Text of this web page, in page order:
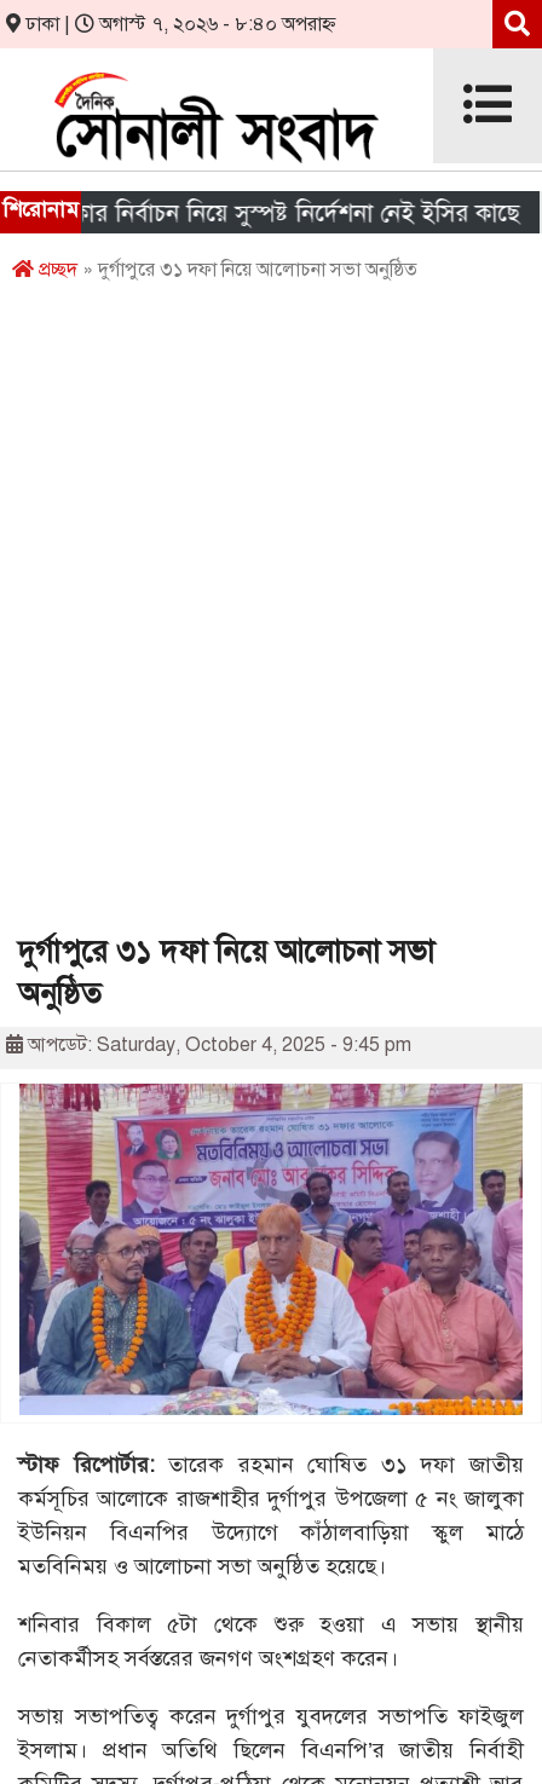
ঢাকা | অগাস্ট ৭, ২০২৬ - ৮:৪০ অপরাহ্ন
শিরোনামনির্বাচন নিয়ে সুস্পষ্ট নির্দেশনা নেই ইসির কাছে
প্রচ্ছদ» দুর্গাপুরে ৩১ দফা নিয়ে আলোচনা সভা অনুষ্ঠিত
দুর্গাপুরে ৩১ দফা নিয়ে আলোচনা সভা
অনুষ্ঠিত
আপডেট: Saturday, October 4, 2025 - 9:45 pm
স্টাফ রিপোর্টার:তারেক রহমান ঘোষিত ৩১ দফা জাতীয়
কর্মসূচির আলোকে রাজশাহীর দুর্গাপুর উপজেলা ৫ নং জালুকা
ইউনিয়ন বিএনপির উদ্যোগে কাঁঠালবাড়িয়া স্কুল মাঠে
মতবিনিময় ও আলোচনা সভা অনুষ্ঠিত হয়েছে।
শনিবার বিকাল ৫টা থেকে শুরু হওয়া এ সভায় স্থানীয়
নেতাকর্মীসহ সর্বস্তরের জনগণ অংশগ্রহণ করেন।
সভায় সভাপতিত্ব করেন দুর্গাপুর যুবদলের সভাপতি ফাইজুল
ইসলাম। প্রধান অতিথি ছিলেন বিএনপি’র জাতীয় নির্বাহী